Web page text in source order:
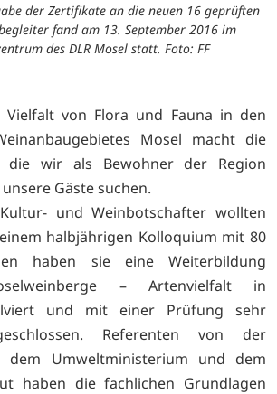
der Zertifikate an die neuen 16 geprüften
fand am 13. September 2016 im
des DLR Mosel statt. Foto: FF
von Flora und Fauna in den
Mosel macht die
die wir als Bewohner der Region
Gäste suchen.
und Weinbotschafter wollten
halbjährigen Kolloquium mit 80
haben sie eine Weiterbildung
– Artenvielfalt in
und mit einer Prüfung sehr
Referenten von der
dem Umweltministerium und dem
haben die fachlichen Grundlagen